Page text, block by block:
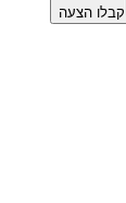
קבלו הצעה